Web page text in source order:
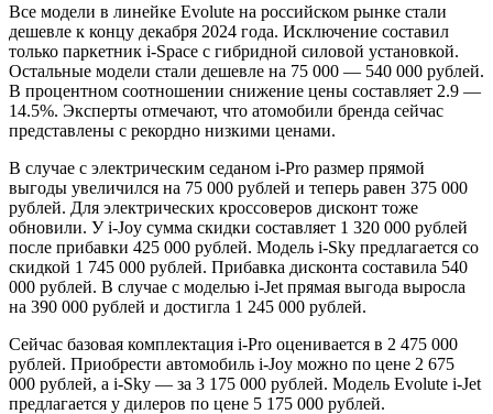
Все модели в линейке Evolute на российском рынке стали
дешевле к концу декабря 2024 года. Исключение составил
только паркетник i-Space с гибридной силовой установкой.
Остальные модели стали дешевле на 75 000 — 540 000 рублей.
В процентном соотношении снижение цены составляет 2.9 —
14.5%. Эксперты отмечают, что атомобили бренда сейчас
представлены с рекордно низкими ценами.
В случае с электрическим седаном i-Pro размер прямой
выгоды увеличился на 75 000 рублей и теперь равен 375 000
рублей. Для электрических кроссоверов дисконт тоже
обновили. У i-Joy сумма скидки составляет 1 320 000 рублей
после прибавки 425 000 рублей. Модель i-Sky предлагается со
скидкой 1 745 000 рублей. Прибавка дисконта составила 540
000 рублей. В случае с моделью i-Jet прямая выгода выросла
на 390 000 рублей и достигла 1 245 000 рублей.
Сейчас базовая комплектация i-Pro оценивается в 2 475 000
рублей. Приобрести автомобиль i-Joy можно по цене 2 675
000 рублей, а i-Sky — за 3 175 000 рублей. Модель Evolute i-Jet
предлагается у дилеров по цене 5 175 000 рублей.